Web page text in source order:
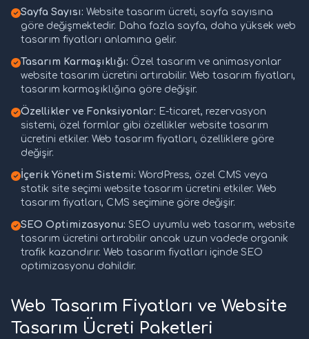
Sayfa Sayısı: Website tasarım ücreti, sayfa sayısına
göre değişmektedir. Daha fazla sayfa, daha yüksek web
tasarım fiyatları anlamına gelir.
Tasarım Karmaşıklığı: Özel tasarım ve animasyonlar
website tasarım ücretini artırabilir. Web tasarım fiyatları,
tasarım karmaşıklığına göre değişir.
Özellikler ve Fonksiyonlar: E-ticaret, rezervasyon
sistemi, özel formlar gibi özellikler website tasarım
ücretini etkiler. Web tasarım fiyatları, özelliklere göre
değişir.
İçerik Yönetim Sistemi: WordPress, özel CMS veya
statik site seçimi website tasarım ücretini etkiler. Web
tasarım fiyatları, CMS seçimine göre değişir.
SEO Optimizasyonu: SEO uyumlu web tasarım, website
tasarım ücretini artırabilir ancak uzun vadede organik
trafik kazandırır. Web tasarım fiyatları içinde SEO
optimizasyonu dahildir.
Web Tasarım Fiyatları ve Website
Tasarım Ücreti Paketleri